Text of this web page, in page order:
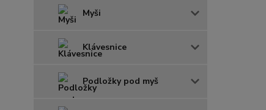
Myši
Klávesnice
Podložky pod myš